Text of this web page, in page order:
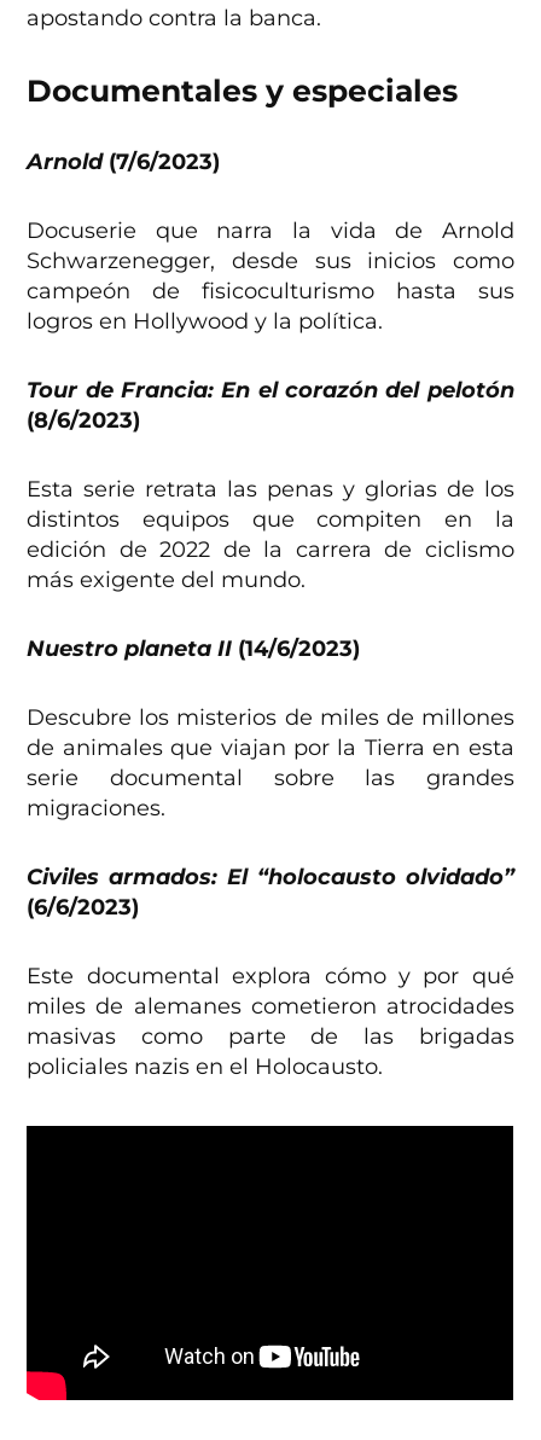
apostando contra la banca.
Documentales y especiales
Arnold(7/6/2023)
Docuserie que narra la vida de Arnold
Schwarzenegger, desde sus inicios como
campeón de fisicoculturismo hasta sus
logros en Hollywood y la política.
Tour de Francia: En el corazón del pelotón
(8/6/2023)
Esta serie retrata las penas y glorias de los
distintos equipos que compiten en la
edición de 2022 de la carrera de ciclismo
más exigente del mundo.
Nuestro planeta II (14/6/2023)
Descubre los misterios de miles de millones
de animales que viajan por la Tierra en esta
serie documental sobre las grandes
migraciones.
Civiles armados: El “holocausto olvidado”
(6/6/2023)
Este documental explora cómo y por qué
miles de alemanes cometieron atrocidades
masivas como parte de las brigadas
policiales nazis en el Holocausto.